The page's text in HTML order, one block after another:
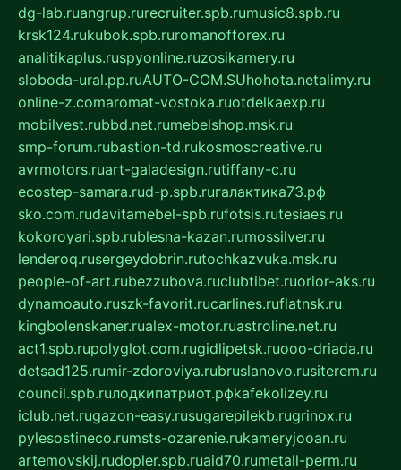
dg-lab.ruangrup.rurecruiter.spb.rumusic8.spb.ru
krsk124.rukubok.spb.ruromanofforex.ru
analitikaplus.ruspyonline.ruzosikamery.ru
sloboda-ural.pp.ruAUTO-COM.SUhohota.netalimy.ru
online-z.comaromat-vostoka.ruotdelkaexp.ru
mobilvest.rubbd.net.rumebelshop.msk.ru
smp-forum.rubastion-td.rukosmoscreative.ru
avrmotors.ruart-galadesign.rutiffany-c.ru
ecostep-samara.rud-p.spb.ruгалактика73.рф
sko.com.rudavitamebel-spb.rufotsis.rutesiaes.ru
kokoroyari.spb.rublesna-kazan.rumossilver.ru
lenderoq.rusergeydobrin.rutochkazvuka.msk.ru
people-of-art.rubezzubova.ruclubtibet.ruorior-aks.ru
dynamoauto.ruszk-favorit.rucarlines.ruflatnsk.ru
kingbolenskaner.rualex-motor.ruastroline.net.ru
act1.spb.rupolyglot.com.rugidlipetsk.ruooo-driada.ru
detsad125.rumir-zdoroviya.rubruslanovo.rusiterem.ru
council.spb.ruлодкипатриот.рфkafekolizey.ru
iclub.net.rugazon-easy.rusugarepilekb.rugrinox.ru
pylesostineco.rumsts-ozarenie.rukameryjooan.ru
artemovskij.rudopler.spb.ruaid70.rumetall-perm.ru